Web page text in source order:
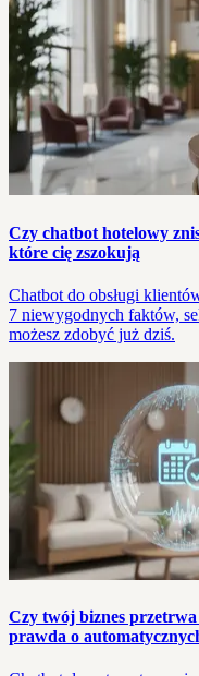
Czy chatbot hotelowy
które cię zszokują
Chatbot do obsługi
7 niewygodnych faktów,
możesz zdobyć już dziś.
Czy twój biznes
prawda o